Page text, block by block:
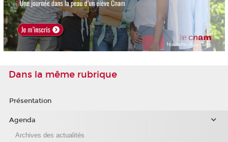
Dans la même rubrique
Présentation
Agenda
Archives des actualités